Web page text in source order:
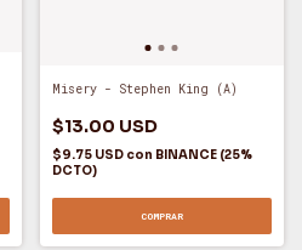
Misery - Stephen King (A)
$13.00 USD
$9.75 USD con BINANCE (25%
DCTO)
COMPRAR